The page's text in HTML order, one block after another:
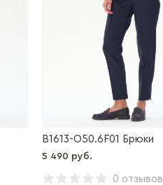
B1613-O50.6F01 Брюки
5 490 руб.
0 отзывов